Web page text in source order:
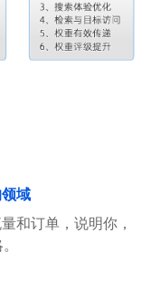
域
和订单，说明你，